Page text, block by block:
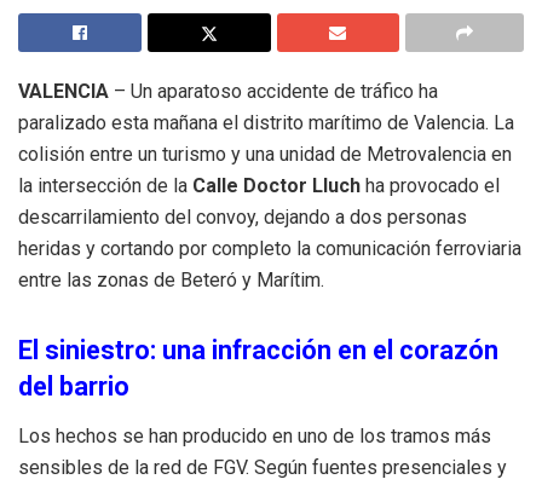
VALENCIA – Un aparatoso accidente de tráfico ha
paralizado esta mañana el distrito marítimo de Valencia. La
colisión entre un turismo y una unidad de Metrovalencia en
la intersección de la Calle Doctor Lluch ha provocado el
descarrilamiento del convoy, dejando a dos personas
heridas y cortando por completo la comunicación ferroviaria
entre las zonas de Beteró y Marítim.
El siniestro: una infracción en el corazón
del barrio
Los hechos se han producido en uno de los tramos más
sensibles de la red de FGV. Según fuentes presenciales y